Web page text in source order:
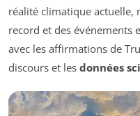
réalité climatique actuelle,
record et des événements
avec les affirmations de
discours et les données